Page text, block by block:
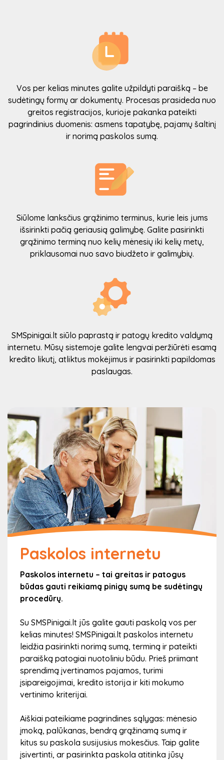
Vos per kelias minutes galite užpildyti paraišką – be
sudėtingų formų ar dokumentų. Procesas prasideda nuo
greitos registracijos, kurioje pakanka pateikti
pagrindinius duomenis: asmens tapatybę, pajamų šaltinį
ir norimą paskolos sumą.
Siūlome lanksčius grąžinimo terminus, kurie leis jums
išsirinkti pačią geriausią galimybę. Galite pasirinkti
grąžinimo terminą nuo kelių mėnesių iki kelių metų,
priklausomai nuo savo biudžeto ir galimybių.
SMSpinigai.lt siūlo paprastą ir patogų kredito valdymą
internetu. Mūsų sistemoje galite lengvai peržiūrėti esamą
kredito likutį, atliktus mokėjimus ir pasirinkti papildomas
paslaugas.
Paskolos internetu
Paskolos internetu – tai greitas ir patogus
būdas gauti reikiamą pinigų sumą be sudėtingų
procedūrų.
Su SMSPinigai.lt jūs galite gauti paskolą vos per
kelias minutes! SMSPinigai.lt paskolos internetu
leidžia pasirinkti norimą sumą, terminą ir pateikti
paraišką patogiai nuotoliniu būdu. Prieš priimant
sprendimą įvertinamos pajamos, turimi
įsipareigojimai, kredito istorija ir kiti mokumo
vertinimo kriterijai.
Aiškiai pateikiame pagrindines sąlygas: mėnesio
įmoką, palūkanas, bendrą grąžinamą sumą ir
kitus su paskola susijusius mokesčius. Taip galite
įsivertinti, ar pasirinkta paskola atitinka jūsų